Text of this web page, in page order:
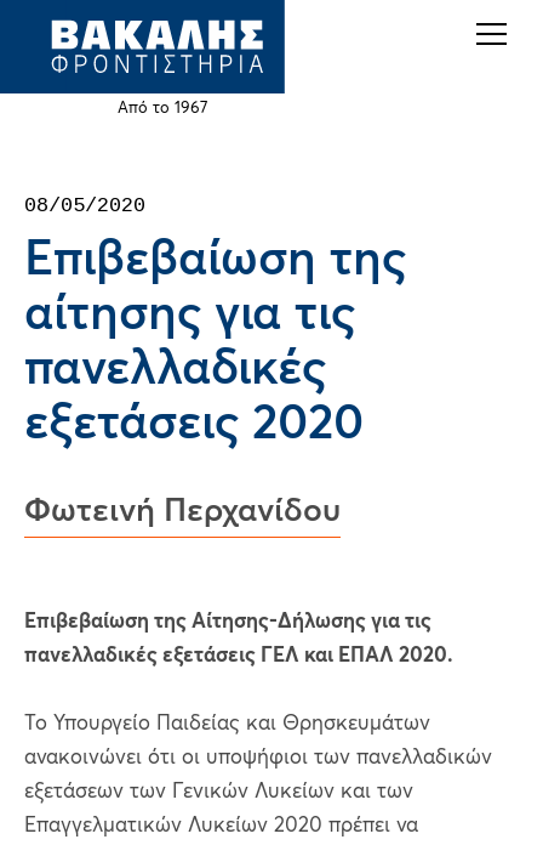
Jump
Από το 1967
top
08/05/2020
Επιβεβαίωση της
αίτησης για τις
πανελλαδικές
εξετάσεις 2020
Φωτεινή Περχανίδου
Επιβεβαίωση της Αίτησης-Δήλωσης για τις
πανελλαδικές εξετάσεις ΓΕΛ και ΕΠΑΛ 2020.
Το Υπουργείο Παιδείας και Θρησκευμάτων
ανακοινώνει ότι οι υποψήφιοι των πανελλαδικών
εξετάσεων των Γενικών Λυκείων και των
Επαγγελματικών Λυκείων 2020 πρέπει να